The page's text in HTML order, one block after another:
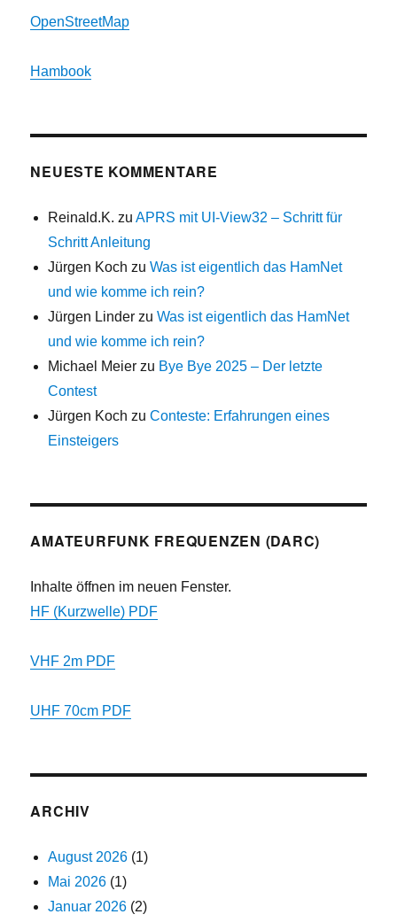
OpenStreetMap
Hambook
NEUESTE KOMMENTARE
Reinald.K. zuAPRS mit UI-View32 – Schritt für
Schritt Anleitung
Jürgen Koch zuWas ist eigentlich das HamNet
und wie komme ich rein?
Jürgen Linder zuWas ist eigentlich das HamNet
und wie komme ich rein?
Michael Meier zu Bye Bye 2025 – Der letzte
Contest
Jürgen Koch zuConteste: Erfahrungen eines
Einsteigers
AMATEURFUNK FREQUENZEN (DARC)
Inhalte öffnen im neuen Fenster.
HF (Kurzwelle) PDF
VHF 2m PDF
UHF 70cm PDF
ARCHIV
August 2026 (1)
Mai 2026 (1)
Januar 2026 (2)